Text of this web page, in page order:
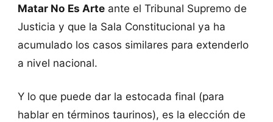
Matar No Es Arteante el Tribunal Supremo de
Justicia y que la Sala Constitucional ya ha
acumulado los casos similares para extenderlo
a nivel nacional.
Y lo que puede dar la estocada final (para
hablar en términos taurinos), es la elección de